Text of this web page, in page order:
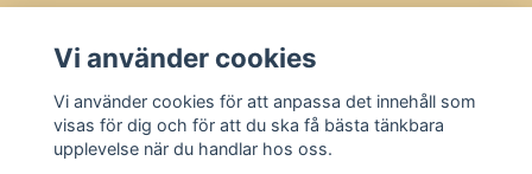
Vi använder cookies
Vi använder cookies för att anpassa det innehåll som
visas för dig och för att du ska få bästa tänkbara
upplevelse när du handlar hos oss.